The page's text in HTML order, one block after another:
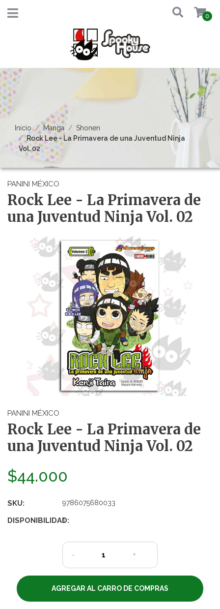
0
Inicio Manga
Shonen
Rock Lee - La Primavera de una Juventud Ninja
Vol. 02
PANINI MÉXICO
Rock Lee - La Primavera de
una Juventud Ninja Vol. 02
PANINI MÉXICO
Rock Lee - La Primavera de
una Juventud Ninja Vol. 02
$44.000
SKU: 9786075680033
DISPONIBILIDAD:
1
- +